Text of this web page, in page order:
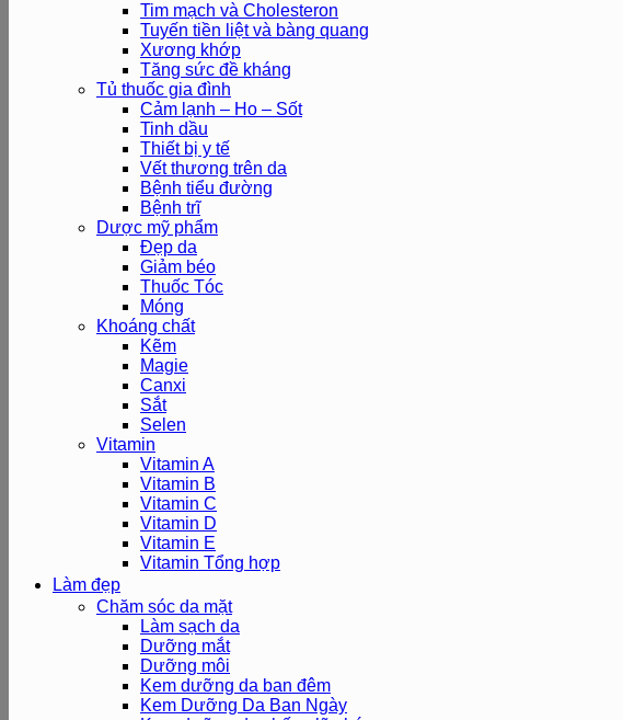
Tim mạch và Cholesteron
Tuyến tiền liệt và bàng quang
Xương khớp
Tăng sức đề kháng
Tủ thuốc gia đình
Cảm lạnh – Ho – Sốt
Tinh dầu
Thiết bị y tế
Vết thương trên da
Bệnh tiểu đường
Bệnh trĩ
Dược mỹ phẩm
Đẹp da
Giảm béo
Thuốc Tóc
Móng
Khoáng chất
Kẽm
Magie
Canxi
Sắt
Selen
Vitamin
Vitamin A
Vitamin B
Vitamin C
Vitamin D
Vitamin E
Vitamin Tổng hợp
Làm đẹp
Chăm sóc da mặt
Làm sạch da
Dưỡng mắt
Dưỡng môi
Kem dưỡng da ban đêm
Kem Dưỡng Da Ban Ngày